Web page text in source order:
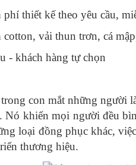
phí thiết kế theo yêu cầu,
cotton, vải thun trơn, cá
- khách hàng tự chọn
con mắt những người
Nó khiến mọi người đều
loại đồng phục khác,
thương hiệu.